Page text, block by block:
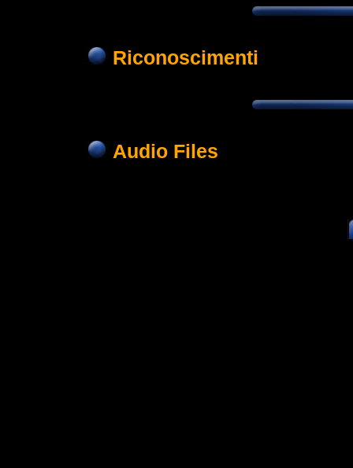
Riconoscimenti
Audio Files